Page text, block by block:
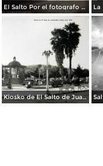
El Salto Por el fotografo Hugo Brehme ( Circulada en Febrero de 1930 ).
Kiosko de El Salto de Juanacatlan Jalisco